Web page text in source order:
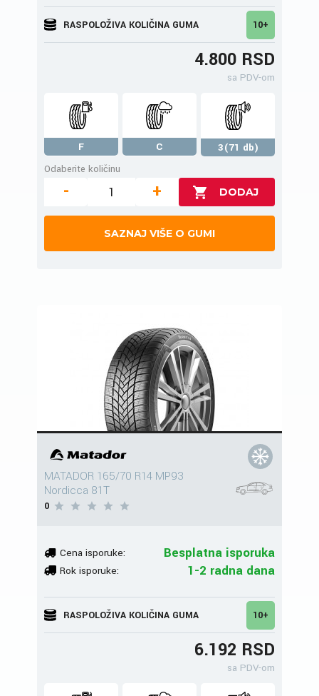
RASPOLOŽIVA KOLIČINA GUMA 10+
4.800 RSD
sa PDV-om
F C
3(71 db)
Odaberite količinu
- +
SAZNAJ VIŠE O GUMI
MATADOR 165/70 R14 MP93
Nordicca 81T
0
Cena isporuke: Besplatna isporuka
Rok isporuke: 1-2 radna dana
RASPOLOŽIVA KOLIČINA GUMA 10+
6.192 RSD
sa PDV-om